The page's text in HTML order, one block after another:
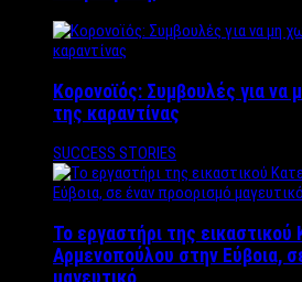
Κορονοϊός: Συμβουλές για να
της καραντίνας
SUCCESS STORIES
Το εργαστήρι της εικαστικού
Αρμενοπούλου στην Εύβοια,
μαγευτικό